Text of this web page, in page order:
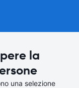
la
una selezione